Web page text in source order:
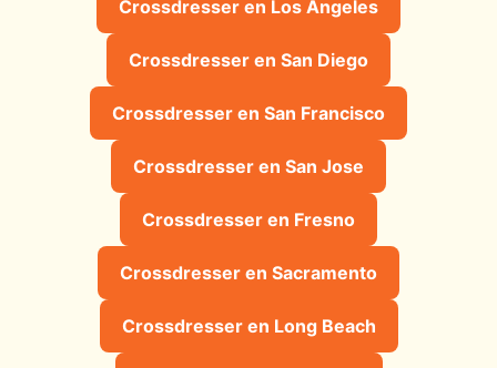
Crossdresser en Los Angeles
Crossdresser en San Diego
Crossdresser en San Francisco
Crossdresser en San Jose
Crossdresser en Fresno
Crossdresser en Sacramento
Crossdresser en Long Beach